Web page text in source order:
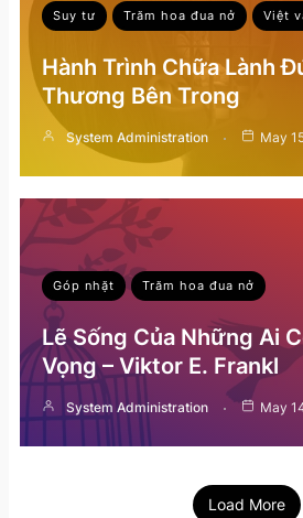
Suy tư Trăm hoa đua nở Việt
Hành Trình Chữa Lành
Thương Bên Trong
System Administration May
Góp nhặt Trăm hoa đua nở
Lẽ Sống Của Những Ai
Vọng – Viktor E. Frankl
System Administration May
Load More